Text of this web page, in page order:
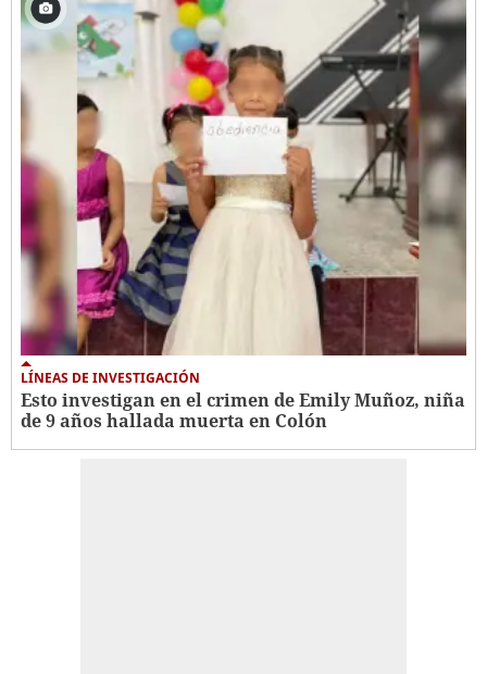
LÍNEAS DE INVESTIGACIÓN
Esto investigan en el crimen de Emily Muñoz, niña
de 9 años hallada muerta en Colón